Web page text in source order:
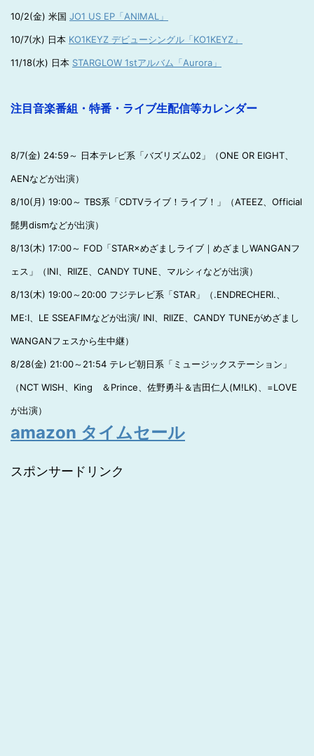
10/2(金) 米国 JO1 US EP「ANIMAL」
10/7(水) 日本 KO1KEYZ デビューシングル「KO1KEYZ」
11/18(水) 日本 STARGLOW 1stアルバム「Aurora」
注目音楽番組・特番・ライブ生配信等カレンダー
8/7(金) 24:59～ 日本テレビ系「バズリズム02」（ONE OR EIGHT、
AENなどが出演）
8/10(月) 19:00～ TBS系「CDTVライブ！ライブ！」（ATEEZ、Official
髭男dismなどが出演）
8/13(木) 17:00～ FOD「STAR×めざましライブ｜めざましWANGANフ
ェス」（INI、RIIZE、CANDY TUNE、マルシィなどが出演）
8/13(木) 19:00～20:00 フジテレビ系「STAR」（.ENDRECHERI.、
ME:I、LE SSEAFIMなどが出演/ INI、RIIZE、CANDY TUNEがめざまし
WANGANフェスから生中継）
8/28(金) 21:00～21:54 テレビ朝日系「ミュージックステーション」
（NCT WISH、King ＆Prince、佐野勇斗＆吉田仁人(M!LK)、=LOVE
が出演）
amazon タイムセール
スポンサードリンク